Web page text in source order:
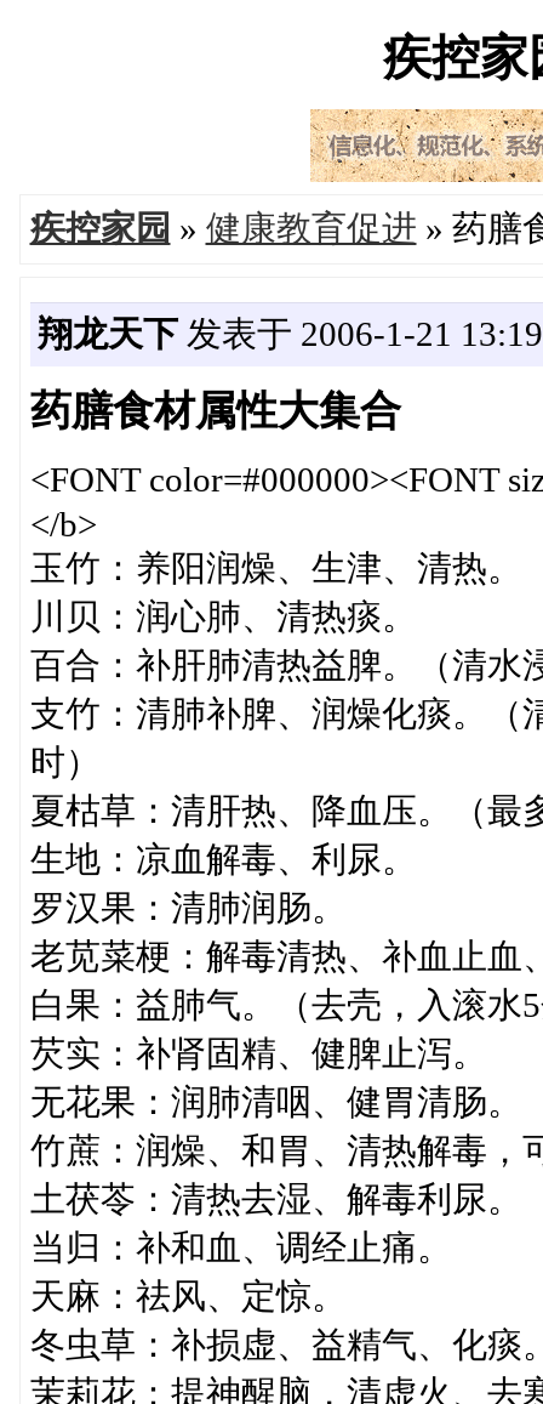
疾控家
疾控家园 » 健康教育促进 » 药膳
翔龙天下发表于 2006-1-21 13:19
药膳食材属性大集合
<FONT color=#000000><FONT
</b>
玉竹：养阳润燥、生津、清热。
川贝：润心肺、清热痰。
百合：补肝肺清热益脾。（清水
支竹：清肺补脾、润燥化痰。（
时）
夏枯草：清肝热、降血压。（最
生地：凉血解毒、利尿。
罗汉果：清肺润肠。
老苋菜梗：解毒清热、补血止血
白果：益肺气。（去壳，入滚水
芡实：补肾固精、健脾止泻。
无花果：润肺清咽、健胃清肠。
竹蔗：润燥、和胃、清热解毒，
土茯苓：清热去湿、解毒利尿。
当归：补和血、调经止痛。
天麻：祛风、定惊。
冬虫草：补损虚、益精气、化痰
茉莉花：提神醒脑，清虚火、去